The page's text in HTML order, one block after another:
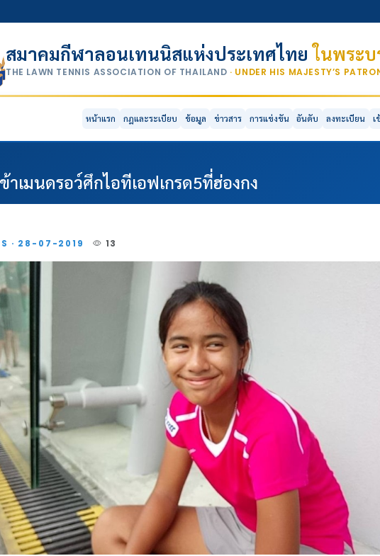
สมาคมกีฬาลอนเทนนิสแห่งประเทศไทยในพระ
THE LAWN TENNIS ASSOCIATION OF THAILAND · UNDER HIS MAJESTY’S
หน้าแรก กฎและระเบียบ ข้อมูล ข่าวสาร การแข่งขัน อันดับ ลงทะเบียน เ
เมนดรอว์ศึกไอทีเอฟเกรด5ที่ฮ่องกง
· 28-07-2019 13